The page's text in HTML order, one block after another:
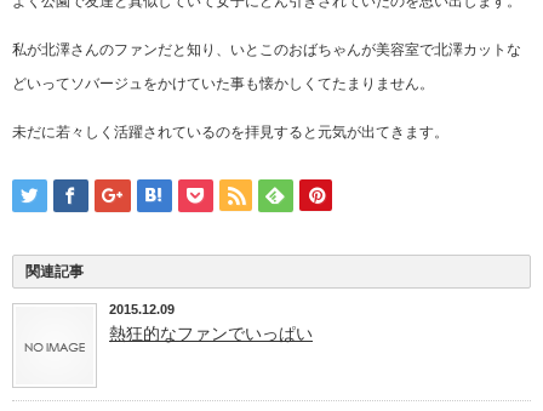
私が北澤さんのファンだと知り、いとこのおばちゃんが美容室で北澤カットな
どいってソバージュをかけていた事も懐かしくてたまりません。
未だに若々しく活躍されているのを拝見すると元気が出てきます。
関連記事
2015.12.09
熱狂的なファンでいっぱい